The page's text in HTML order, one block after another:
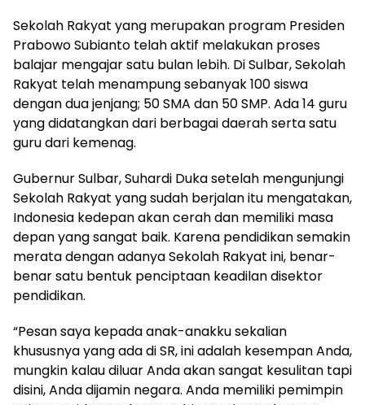
Sekolah Rakyat yang merupakan program Presiden
Prabowo Subianto telah aktif melakukan proses
balajar mengajar satu bulan lebih. Di Sulbar, Sekolah
Rakyat telah menampung sebanyak 100 siswa
dengan dua jenjang; 50 SMA dan 50 SMP. Ada 14 guru
yang didatangkan dari berbagai daerah serta satu
guru dari kemenag.
Gubernur Sulbar, Suhardi Duka setelah mengunjungi
Sekolah Rakyat yang sudah berjalan itu mengatakan,
Indonesia kedepan akan cerah dan memiliki masa
depan yang sangat baik. Karena pendidikan semakin
merata dengan adanya Sekolah Rakyat ini, benar-
benar satu bentuk penciptaan keadilan disektor
pendidikan.
“Pesan saya kepada anak-anakku sekalian
khususnya yang ada di SR, ini adalah kesempan Anda,
mungkin kalau diluar Anda akan sangat kesulitan tapi
disini, Anda dijamin negara. Anda memiliki pemimpin